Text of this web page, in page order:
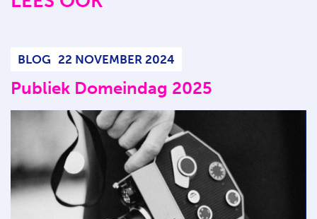
BLOG 22 NOVEMBER 2024
Publiek Domeindag 2025